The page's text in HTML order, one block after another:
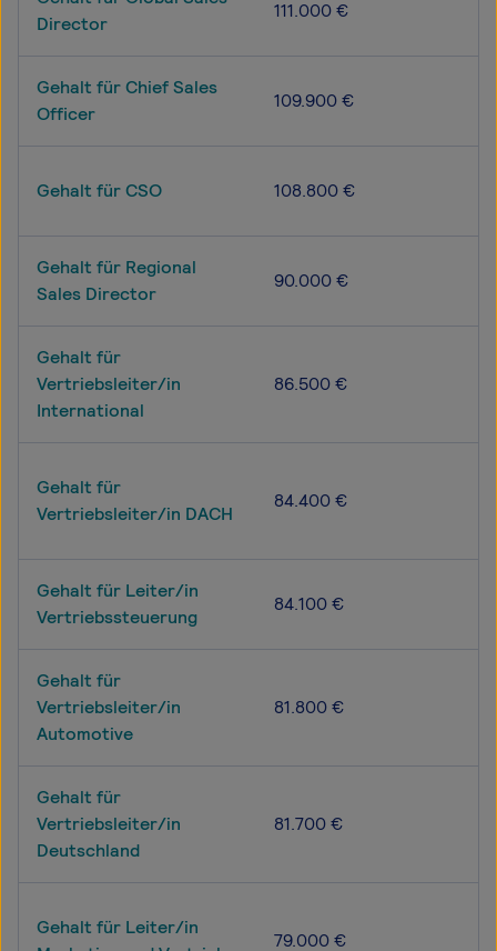
Director
111.000 €
Gehalt für Chief Sales
Officer
109.900 €
Gehalt für CSO 108.800 €
Gehalt für Regional
Sales Director
90.000 €
Gehalt für
Vertriebsleiter/in
International
86.500 €
Gehalt für
Vertriebsleiter/in DACH
84.400 €
Gehalt für Leiter/in
Vertriebssteuerung
84.100 €
Gehalt für
Vertriebsleiter/in
Automotive
81.800 €
Gehalt für
Vertriebsleiter/in
Deutschland
81.700 €
Gehalt für Leiter/in
79.000 €